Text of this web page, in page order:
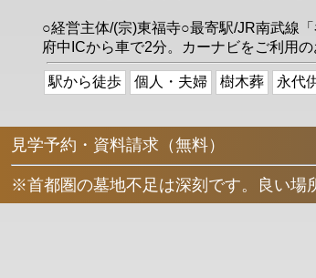
○経営主体/(宗)東福寺○最寄駅/JR南武線
府中ICから車で2分。カーナビをご利用
駅から徒歩 個人・夫婦 樹木葬 永代
見学予約・資料請求（無料）
※首都圏の墓地不足は深刻です。良い場